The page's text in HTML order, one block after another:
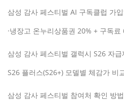
삼성 감사 페스티벌 AI 구독클럽 가
·냉장고 온누리상품권 20% + 구독료
삼성 감사 페스티벌 갤럭시 S26 자
S26 플러스(S26+) 모델별 체감가 비
삼성 감사 페스티벌 참여처 확인 방